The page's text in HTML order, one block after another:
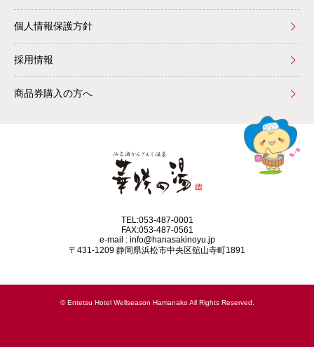
個人情報保護方針
採用情報
商品券購入の方へ
TEL:053-487-0001
FAX:053-487-0561
e-mail : info@hanasakinoyu.jp
〒431-1209 静岡県浜松市中央区舘山寺町1891
© Entetsu Hotel Wellseason Hamanako All Rights Reserved.